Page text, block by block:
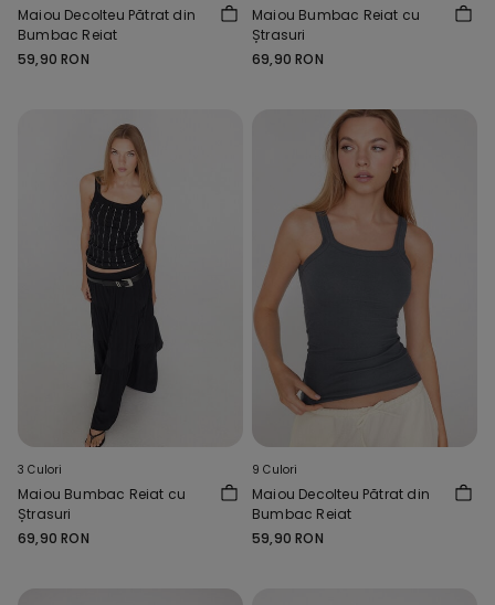
Maiou Decolteu Pătrat din
Bumbac Reiat
59,90 RON
Maiou Bumbac Reiat cu
Ștrasuri
69,90 RON
3 Culori
Maiou Bumbac Reiat cu
Ștrasuri
69,90 RON
9 Culori
Maiou Decolteu Pătrat din
Bumbac Reiat
59,90 RON